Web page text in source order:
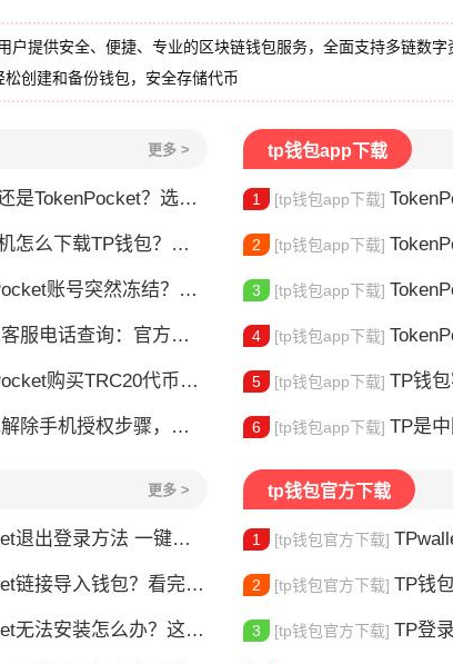
户提供安全、便捷、专业的区块链钱包服务，全面支持多链数
创建和备份钱包，安全存储代币
更多 >
？选对钱包很重要
下载TP钱包？安装教程来了
号突然冻结？三步教你快速解冻
查询：官方联系方式大全，快速解决问题
购买TRC20代币完整教程
机授权步骤，一键取消设备绑定
tp钱包app下载
1 [tp钱包app下载]
2 [tp钱包app下载]
3 [tp钱包app下载]
4 [tp钱包app下载] TokenPocket
5 [tp钱包app下载] TP钱包客
6 [tp钱包app下载] TP是中国
更多 >
登录方法 一键切换账号超简单
导入钱包？看完这篇就懂了
装怎么办？这几个方法帮你解决
tp钱包官方下载
1 [tp钱包官方下载] TPwallet
2 [tp钱包官方下载] TP钱
3 [tp钱包官方下载] TP登录